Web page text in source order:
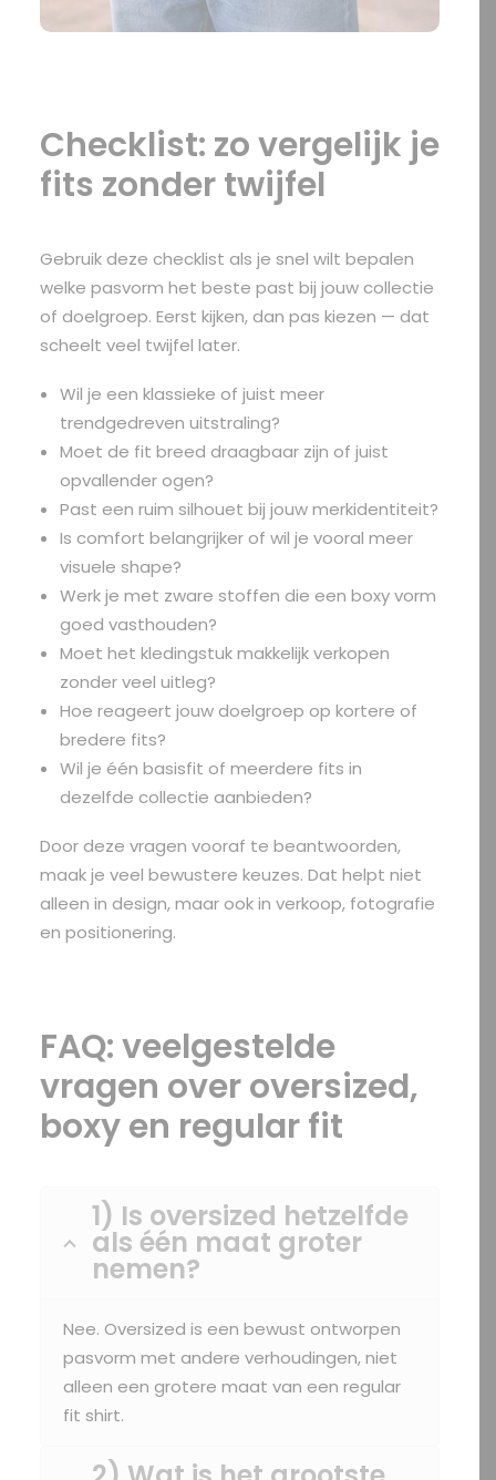
Checklist: zo vergelijk je
fits zonder twijfel
Gebruik deze checklist als je snel wilt bepalen
welke pasvorm het beste past bij jouw collectie
of doelgroep. Eerst kijken, dan pas kiezen — dat
scheelt veel twijfel later.
Wil je een klassieke of juist meer
trendgedreven uitstraling?
Moet de fit breed draagbaar zijn of juist
opvallender ogen?
Past een ruim silhouet bij jouw merkidentiteit?
Is comfort belangrijker of wil je vooral meer
visuele shape?
Werk je met zware stoffen die een boxy vorm
goed vasthouden?
Moet het kledingstuk makkelijk verkopen
zonder veel uitleg?
Hoe reageert jouw doelgroep op kortere of
bredere fits?
Wil je één basisfit of meerdere fits in
dezelfde collectie aanbieden?
Door deze vragen vooraf te beantwoorden,
maak je veel bewustere keuzes. Dat helpt niet
alleen in design, maar ook in verkoop, fotografie
en positionering.
FAQ: veelgestelde
vragen over oversized,
boxy en regular fit
1) Is oversized hetzelfde
als één maat groter
nemen?
Nee. Oversized is een bewust ontworpen
pasvorm met andere verhoudingen, niet
alleen een grotere maat van een regular
fit shirt.